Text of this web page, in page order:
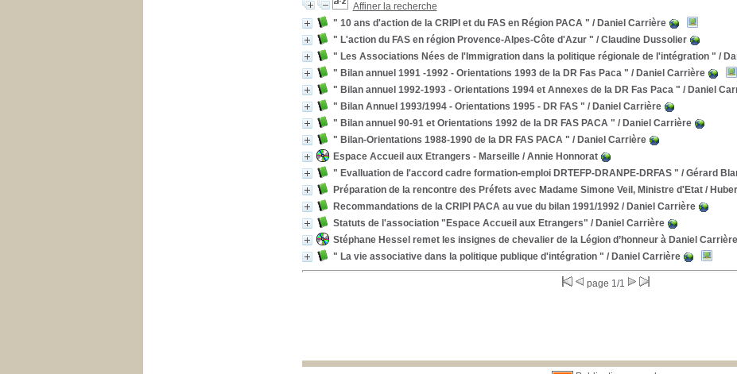
Affiner la recherche
" 10 ans d'action de la CRIPI et du FAS en Région PACA " / Daniel Carrière
" L'action du FAS en région Provence-Alpes-Côte d'Azur " / Claudine Dussolier
" Les Associations Nées de l'Immigration dans la politique régionale de l'intégration " /
" Bilan annuel 1991 -1992 - Orientations 1993 de la DR Fas Paca " / Daniel Carrière
" Bilan annuel 1992-1993 - Orientations 1994 et Annexes de la DR Fas Paca " / Daniel
" Bilan Annuel 1993/1994 - Orientations 1995 - DR FAS " / Daniel Carrière
" Bilan annuel 90-91 et Orientations 1992 de la DR FAS PACA " / Daniel Carrière
" Bilan-Orientations 1988-1990 de la DR FAS PACA " / Daniel Carrière
Espace Accueil aux Etrangers - Marseille/ Annie Honnorat
" Evalluation de l'accord cadre formation-emploi DRTEFP-DRANPE-DRFAS " / Gérard
Préparation de la rencontre des Préfets avec Madame Simone Veil, Ministre d'Etat/
Recommandations de la CRIPI PACA au vue du bilan 1991/1992/ Daniel Carrière
Statuts de l'association "Espace Accueil aux Etrangers" / Daniel Carrière
Stéphane Hessel remet les insignes de chevalier de la Légion d’honneur à Daniel Carrière
" La vie associative dans la politique publique d'intégration " / Daniel Carrière
page 1/1